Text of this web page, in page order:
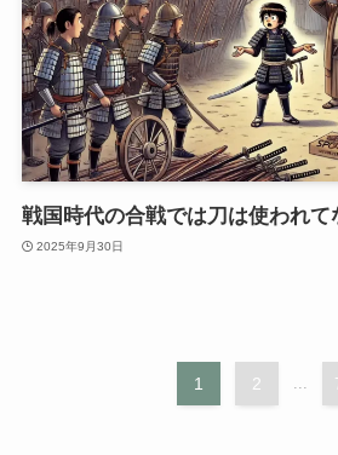
戦国時代の合戦では刀は使われて
2025年9月30日
1 2 ...